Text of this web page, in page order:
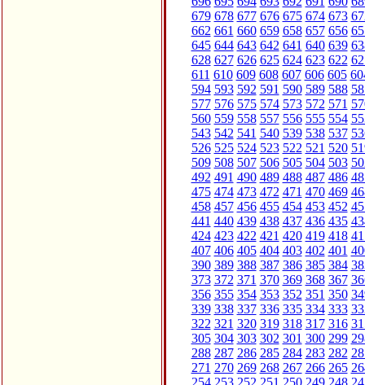
679 678 677 676 675 674 673
662 661 660 659 658 657 656
645 644 643 642 641 640 639
628 627 626 625 624 623 622
611 610 609 608 607 606 605
594 593 592 591 590 589 588
577 576 575 574 573 572 571
560 559 558 557 556 555 554
543 542 541 540 539 538 537
526 525 524 523 522 521 520
509 508 507 506 505 504 503
492 491 490 489 488 487 486
475 474 473 472 471 470 469
458 457 456 455 454 453 452
441 440 439 438 437 436 435
424 423 422 421 420 419 418
407 406 405 404 403 402 401
390 389 388 387 386 385 384
373 372 371 370 369 368 367
356 355 354 353 352 351 350
339 338 337 336 335 334 333
322 321 320 319 318 317 316
305 304 303 302 301 300 299
288 287 286 285 284 283 282
271 270 269 268 267 266 265
254 253 252 251 250 249 248